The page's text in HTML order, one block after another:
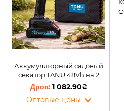
Аккумуляторный садовый
секатор TANU 48Vh на 2
АКБ в кейсе Черный
1 082.90₴
Оптовые цены